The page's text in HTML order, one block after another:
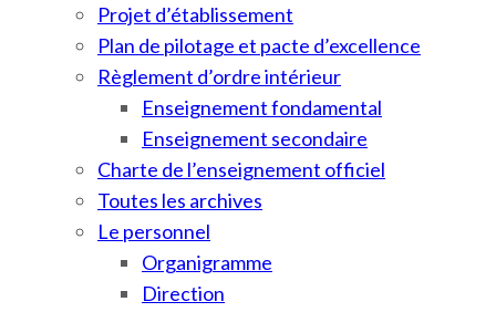
Projet d’établissement
Plan de pilotage et pacte d’excellence
Règlement d’ordre intérieur
Enseignement fondamental
Enseignement secondaire
Charte de l’enseignement officiel
Toutes les archives
Le personnel
Organigramme
Direction